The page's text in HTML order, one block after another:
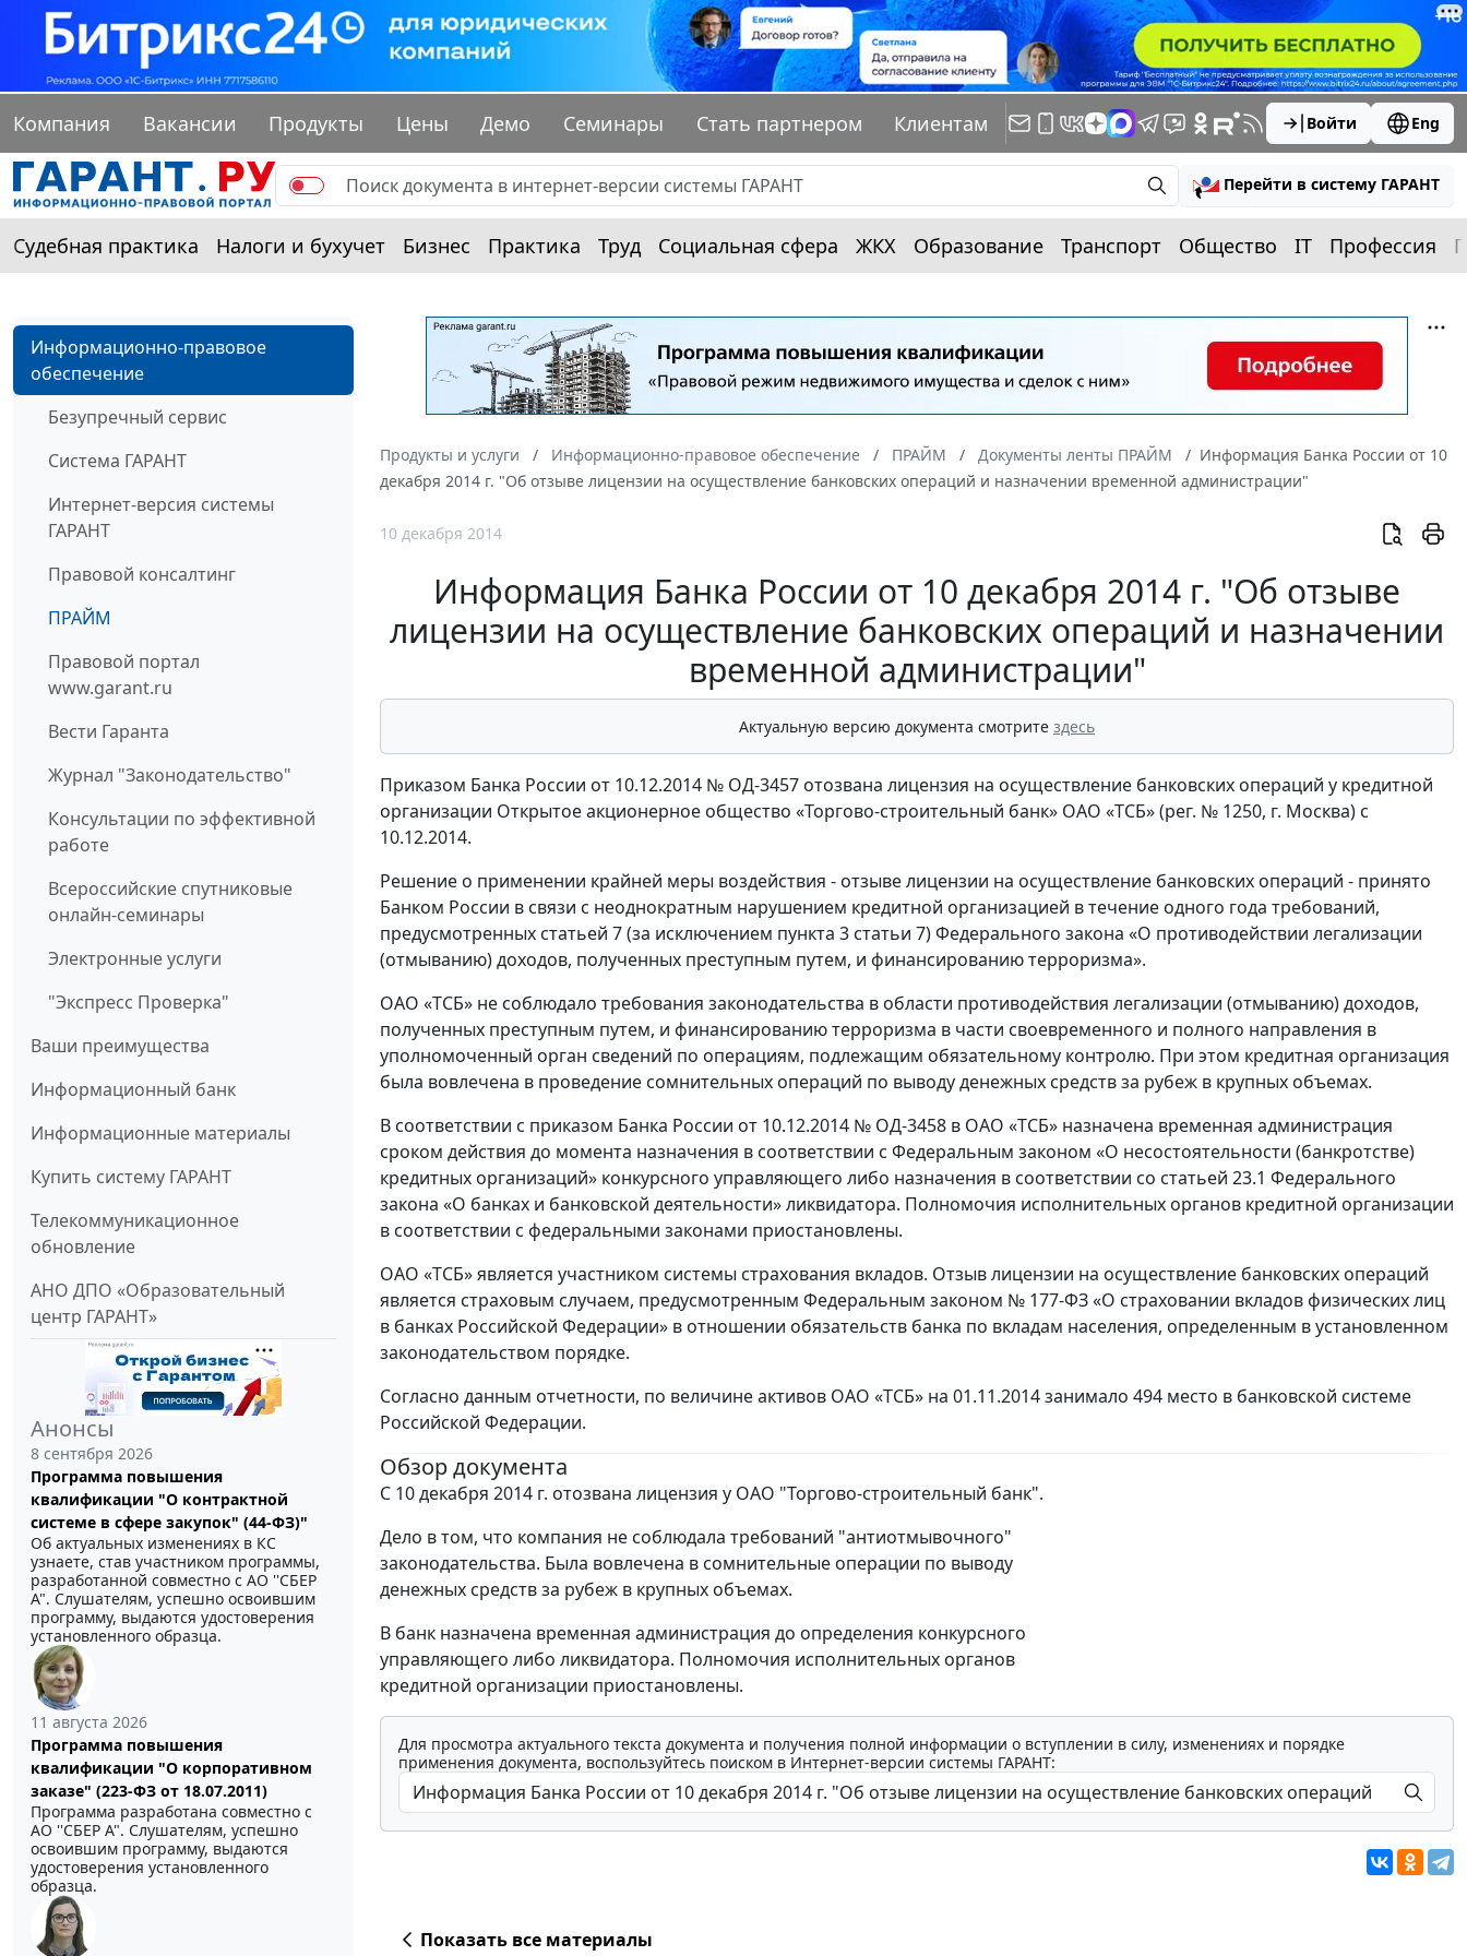
Компания Вакансии Продукты Цены Демо Семинары Стать партнером Клиентам Войти Eng
Перейти в систему ГАРАНТ
Судебная практика Налоги и бухучет Бизнес Практика Труд Социальная сфера ЖКХ Образование Транспорт Общество IT Профессия
Информационно-правовое
обеспечение
Безупречный сервис
Система ГАРАНТ
Интернет-версия системы
ГАРАНТ
Правовой консалтинг
ПРАЙМ
Правовой портал
www.garant.ru
Вести Гаранта
Журнал "Законодательство"
Консультации по эффективной
работе
Всероссийские спутниковые
онлайн-семинары
Электронные услуги
"Экспресс Проверка"
Ваши преимущества
Информационный банк
Информационные материалы
Купить систему ГАРАНТ
Телекоммуникационное
обновление
АНО ДПО «Образовательный
центр ГАРАНТ»
Анонсы
8 сентября 2026
Программа повышения
квалификации "О контрактной
системе в сфере закупок" (44-ФЗ)"
Об актуальных изменениях в КС
узнаете, став участником программы,
разработанной совместно с АО ''СБЕР
А". Слушателям, успешно освоившим
программу, выдаются удостоверения
установленного образца.
11 августа 2026
Программа повышения
квалификации "О корпоративном
заказе" (223-ФЗ от 18.07.2011)
Программа разработана совместно с
АО ''СБЕР А". Слушателям, успешно
освоившим программу, выдаются
удостоверения установленного
образца.
Продукты и услуги Информационно-правовое обеспечение ПРАЙМ Документы ленты ПРАЙМ
Информация Банка России от 10
декабря 2014 г. "Об отзыве лицензии на осуществление банковских операций и назначении временной администрации"
10 декабря 2014
Информация Банка России от 10 декабря 2014 г. "Об отзыве
лицензии на осуществление банковских операций и назначении
временной администрации"
Актуальную версию документа смотрите здесь
Приказом Банка России от 10.12.2014 № ОД-3457 отозвана лицензия на осуществление банковских операций у кредитной
организации Открытое акционерное общество «Торгово-строительный банк» ОАО «ТСБ» (рег. № 1250, г. Москва) с
10.12.2014.
Решение о применении крайней меры воздействия - отзыве лицензии на осуществление банковских операций - принято
Банком России в связи с неоднократным нарушением кредитной организацией в течение одного года требований,
предусмотренных статьей 7 (за исключением пункта 3 статьи 7) Федерального закона «О противодействии легализации
(отмыванию) доходов, полученных преступным путем, и финансированию терроризма».
ОАО «ТСБ» не соблюдало требования законодательства в области противодействия легализации (отмыванию) доходов,
полученных преступным путем, и финансированию терроризма в части своевременного и полного направления в
уполномоченный орган сведений по операциям, подлежащим обязательному контролю. При этом кредитная организация
была вовлечена в проведение сомнительных операций по выводу денежных средств за рубеж в крупных объемах.
В соответствии с приказом Банка России от 10.12.2014 № ОД-3458 в ОАО «ТСБ» назначена временная администрация
сроком действия до момента назначения в соответствии с Федеральным законом «О несостоятельности (банкротстве)
кредитных организаций» конкурсного управляющего либо назначения в соответствии со статьей 23.1 Федерального
закона «О банках и банковской деятельности» ликвидатора. Полномочия исполнительных органов кредитной организации
в соответствии с федеральными законами приостановлены.
ОАО «ТСБ» является участником системы страхования вкладов. Отзыв лицензии на осуществление банковских операций
является страховым случаем, предусмотренным Федеральным законом № 177-ФЗ «О страховании вкладов физических лиц
в банках Российской Федерации» в отношении обязательств банка по вкладам населения, определенным в установленном
законодательством порядке.
Согласно данным отчетности, по величине активов ОАО «ТСБ» на 01.11.2014 занимало 494 место в банковской системе
Российской Федерации.
Обзор документа
С 10 декабря 2014 г. отозвана лицензия у ОАО "Торгово-строительный банк".
Дело в том, что компания не соблюдала требований "антиотмывочного"
законодательства. Была вовлечена в сомнительные операции по выводу
денежных средств за рубеж в крупных объемах.
В банк назначена временная администрация до определения конкурсного
управляющего либо ликвидатора. Полномочия исполнительных органов
кредитной организации приостановлены.
Для просмотра актуального текста документа и получения полной информации о вступлении в силу, изменениях и порядке
применения документа, воспользуйтесь поиском в Интернет-версии системы ГАРАНТ:
Показать все материалы